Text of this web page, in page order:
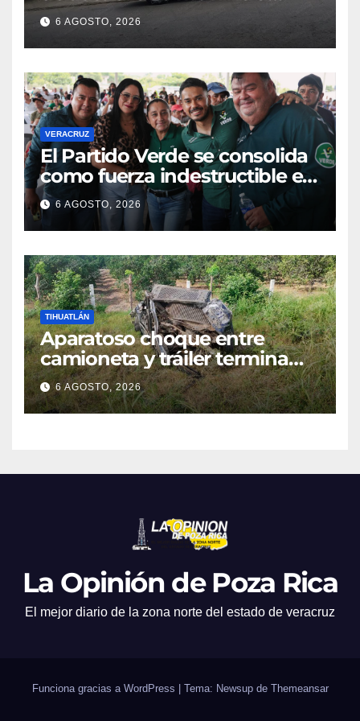
policías en Poza Rica
6 AGOSTO, 2026
VERACRUZ
​El Partido Verde se consolida
como fuerza indestructible en
la zona norte de Veracruz
6 AGOSTO, 2026
TIHUATLÁN
Aparatoso choque entre
camioneta y tráiler termina
con ambas unidades fuera de
la carretera en Tihuatlán
6 AGOSTO, 2026
La Opinión de Poza Rica
El mejor diario de la zona norte del estado de veracruz
Funciona gracias a WordPress Tema: Newsup de Themeansar